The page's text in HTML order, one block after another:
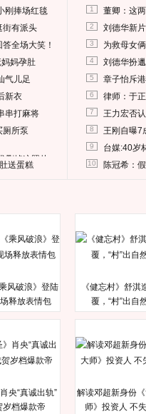
刚捧场红毯
街有派头
全场大笑！
妈孕肚
气儿足
新衣
串打麻将
厕所泵
删掉这照片
送蛋糕
1 董卿：这
2 刘德华新
3 为救母女
4 刘德华扮
5 章子怡斥
6 律师：于
7 王力宏否
8 王刚自曝7
9 台媒:40岁
10 陈冠希：
风破浪》登陆
释放表情包
《健忘村》舒淇
覆，“村”出自
央“真诚出轨”
岁档爆款帝
解读邓超新身份
师》投资人 不